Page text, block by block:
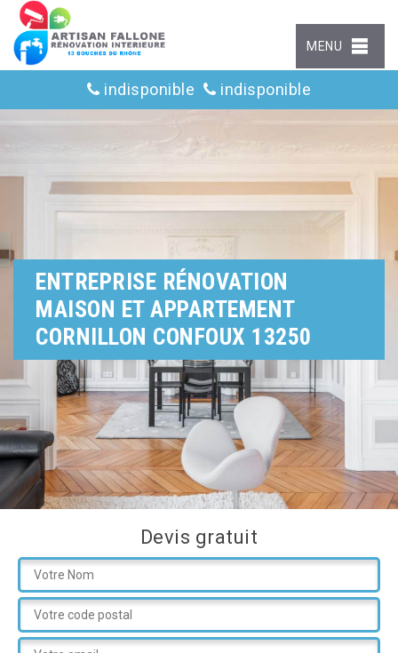
MENU
indisponible indisponible
ENTREPRISE RÉNOVATION
MAISON ET APPARTEMENT
CORNILLON CONFOUX 13250
Devis gratuit